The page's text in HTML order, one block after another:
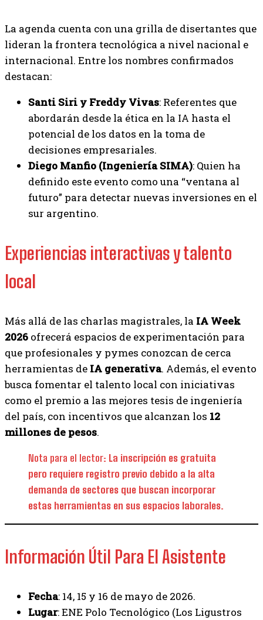
La agenda cuenta con una grilla de disertantes que
lideran la frontera tecnológica a nivel nacional e
internacional. Entre los nombres confirmados
destacan:
Santi Siri y Freddy Vivas: Referentes que
abordarán desde la ética en la IA hasta el
potencial de los datos en la toma de
decisiones empresariales.
Diego Manfio (Ingeniería SIMA): Quien ha
definido este evento como una “ventana al
futuro” para detectar nuevas inversiones en el
sur argentino.
Experiencias interactivas y talento
local
Más allá de las charlas magistrales, la IA Week
2026 ofrecerá espacios de experimentación para
que profesionales y pymes conozcan de cerca
herramientas de IA generativa. Además, el evento
busca fomentar el talento local con iniciativas
como el premio a las mejores tesis de ingeniería
del país, con incentivos que alcanzan los 12
millones de pesos.
Nota para el lector: La inscripción es gratuita
pero requiere registro previo debido a la alta
demanda de sectores que buscan incorporar
estas herramientas en sus espacios laborales.
Información Útil Para El Asistente
Fecha: 14, 15 y 16 de mayo de 2026.
Lugar: ENE Polo Tecnológico (Los Ligustros